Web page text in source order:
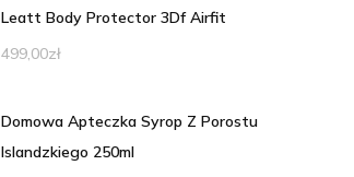
Leatt Body Protector 3Df Airfit
499,00zł
Domowa Apteczka Syrop Z Porostu
Islandzkiego 250ml